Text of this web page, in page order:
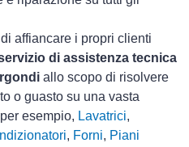
affiancare i propri clienti
di assistenza tecnica
allo scopo di risolvere
o guasto su una vasta
esempio, Lavatrici,
, Forni, Piani